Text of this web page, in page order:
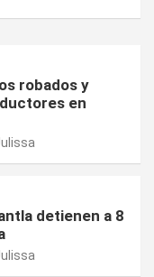
robados y
en
detienen a 8